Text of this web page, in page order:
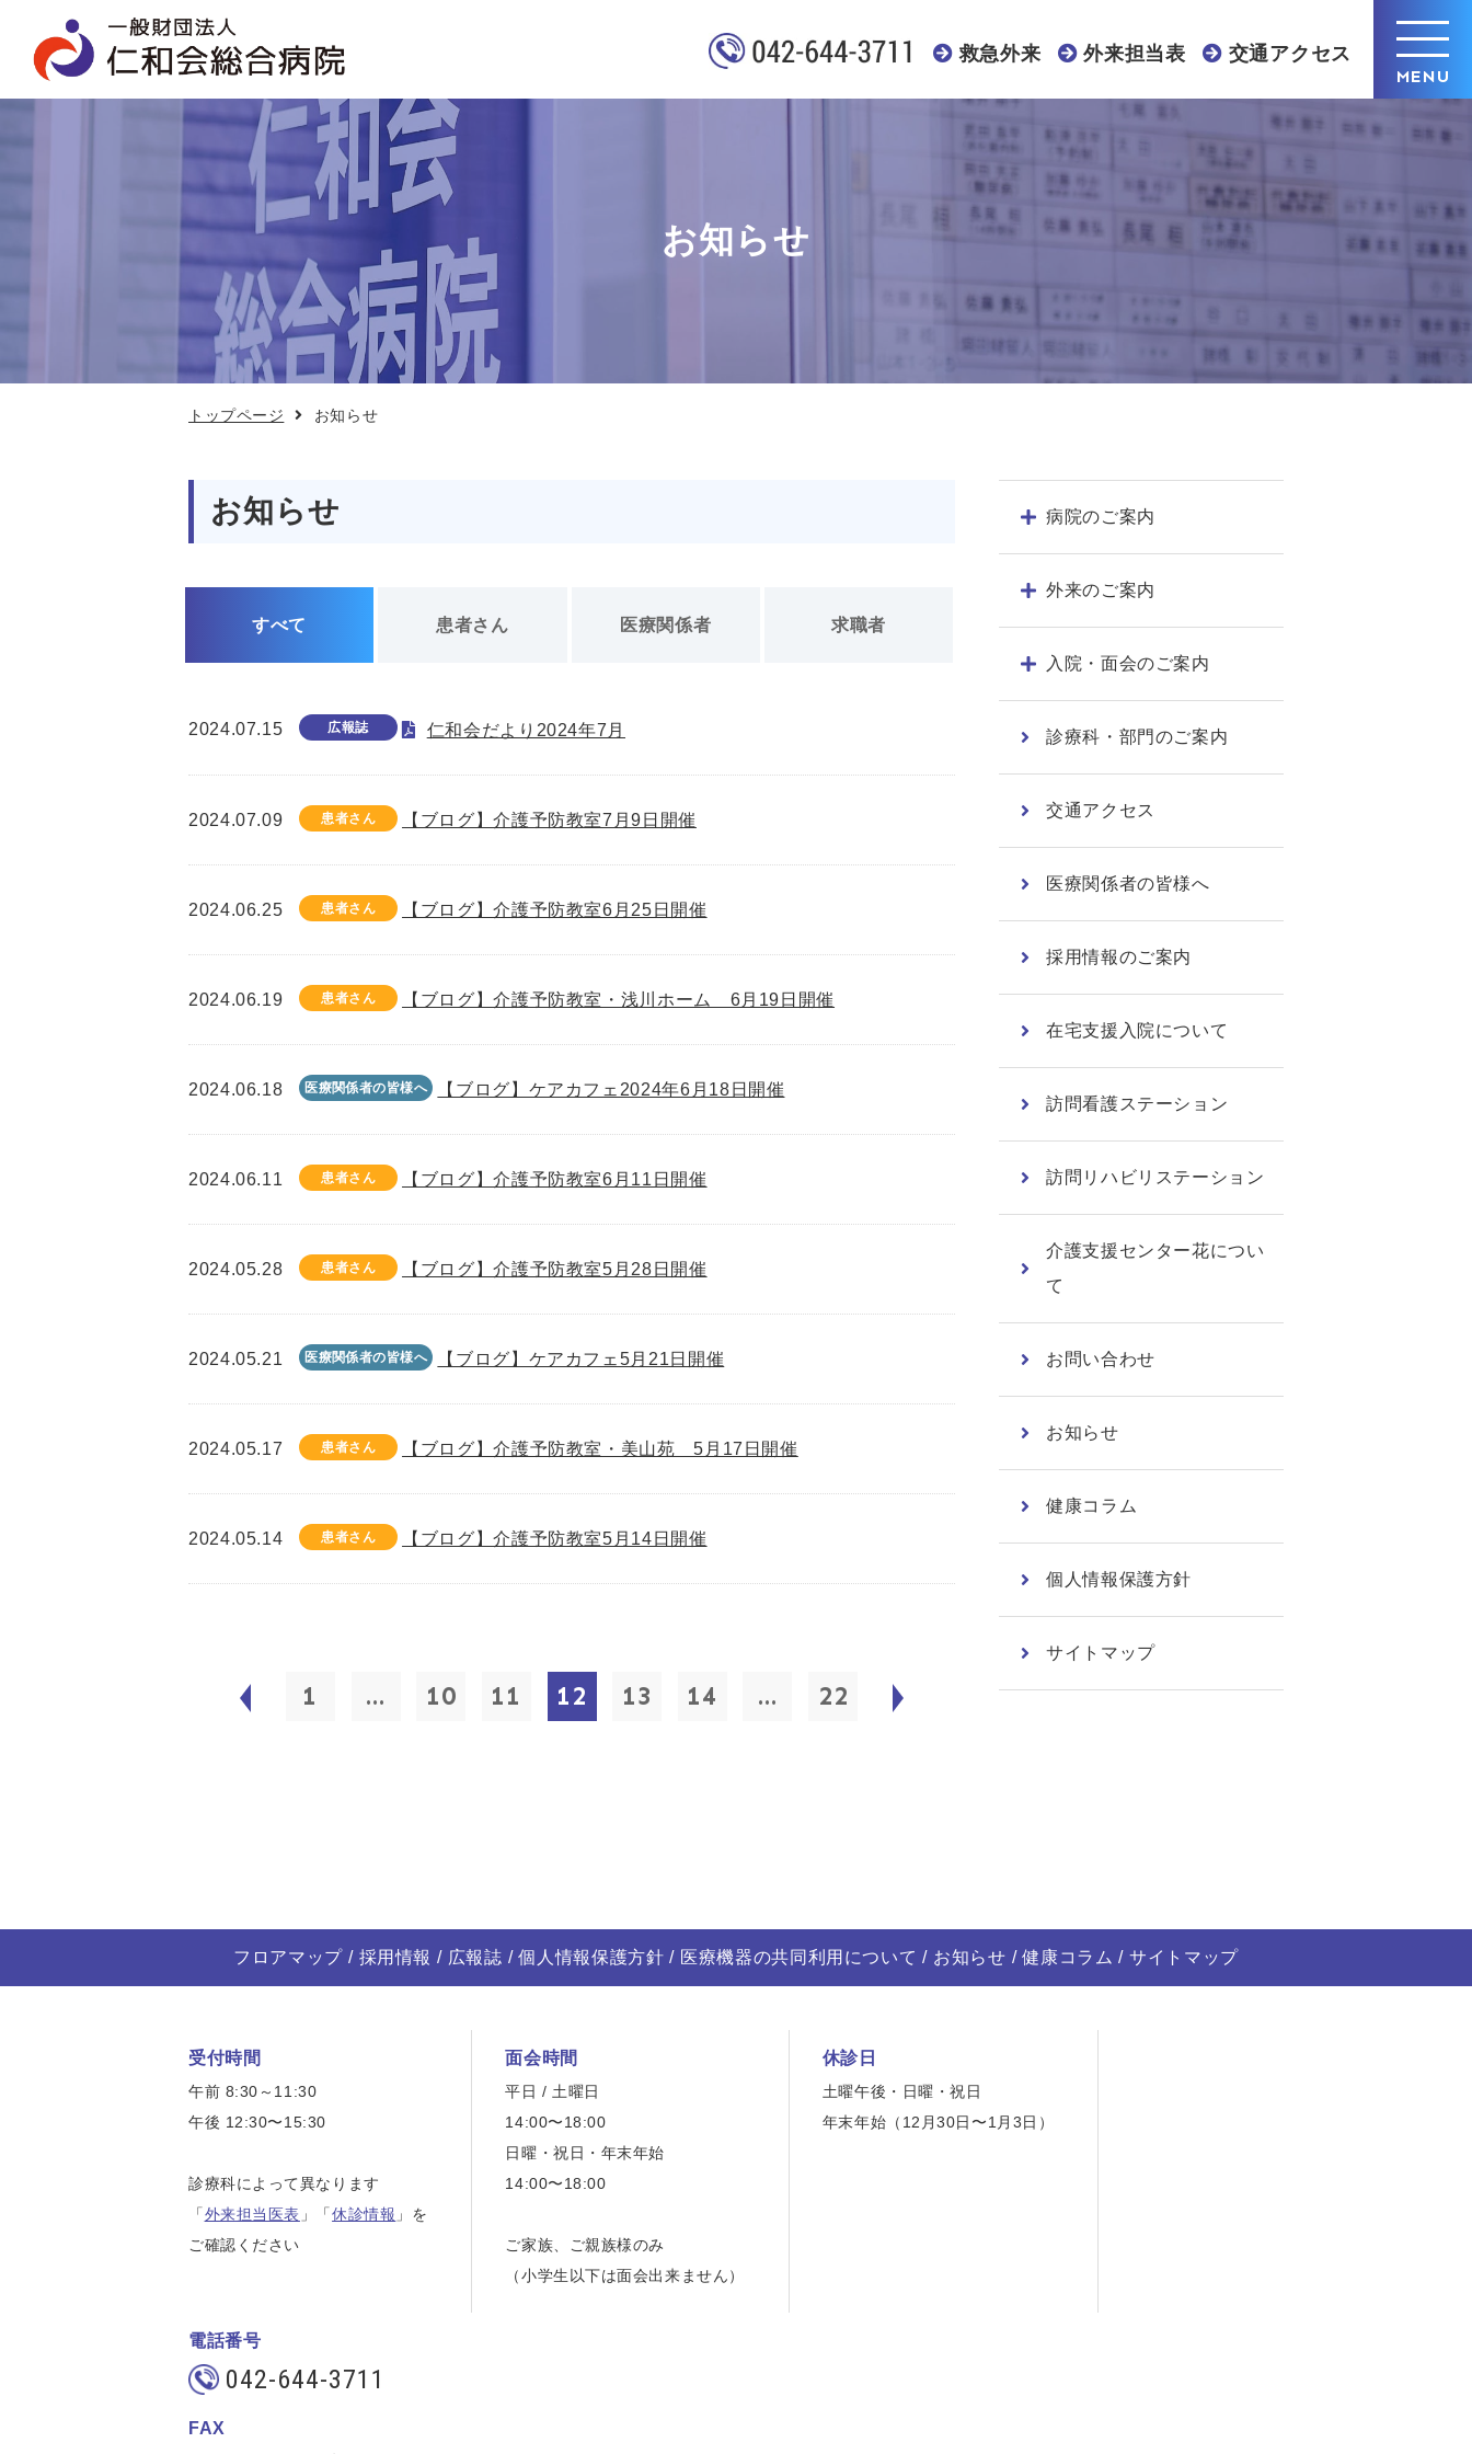
救急外来 外来担当表 交通アクセス
MENU
お知らせ
トップページ お知らせ
お知らせ
すべて 患者さん 医療関係者 求職者
2024.07.15 広報誌 仁和会だより2024年7月
2024.07.09 患者さん 【ブログ】介護予防教室7月9日開催
2024.06.25 患者さん 【ブログ】介護予防教室6月25日開催
2024.06.19 患者さん 【ブログ】介護予防教室・浅川ホーム 6月19日開催
2024.06.18 医療関係者の皆様へ 【ブログ】ケアカフェ2024年6月18日開催
2024.06.11 患者さん 【ブログ】介護予防教室6月11日開催
2024.05.28 患者さん 【ブログ】介護予防教室5月28日開催
2024.05.21 医療関係者の皆様へ 【ブログ】ケアカフェ5月21日開催
2024.05.17 患者さん 【ブログ】介護予防教室・美山苑 5月17日開催
2024.05.14 患者さん 【ブログ】介護予防教室5月14日開催
1 ... 10 11 12 13 14 ... 22
病院のご案内
外来のご案内
入院・面会のご案内
診療科・部門のご案内
交通アクセス
医療関係者の皆様へ
採用情報のご案内
在宅支援入院について
訪問看護ステーション
訪問リハビリステーション
介護支援センター花につい
て
お問い合わせ
お知らせ
健康コラム
個人情報保護方針
サイトマップ
フロアマップ 採用情報 広報誌 個人情報保護方針 医療機器の共同利用について お知らせ 健康コラム サイトマップ
受付時間
午前 8:30～11:30
午後 12:30〜15:30
診療科によって異なります
「外来担当医表 」「休診情報 」を
ご確認ください
面会時間
平日 / 土曜日
14:00〜18:00
日曜・祝日・年末年始
14:00〜18:00
ご家族、ご親族様のみ
（小学生以下は面会出来ません）
休診日
土曜午後・日曜・祝日
年末年始（12月30日〜1月3日）
電話番号
042-644-3711
FAX